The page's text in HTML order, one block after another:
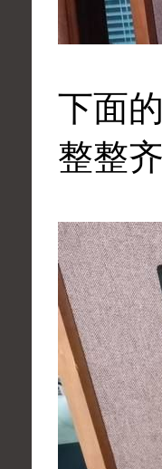
下面
整整齐